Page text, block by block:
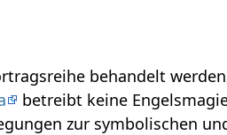
behandelt
betreibt keine
zur symbolischen